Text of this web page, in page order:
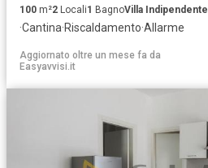
100 m²2 Locali1 BagnoVilla Indipendente
·Cantina·Riscaldamento·Allarme
Aggiornato oltre un mese fa da
Easyavvisi.it